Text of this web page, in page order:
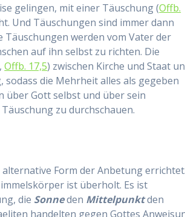
gelingen, mit einer Täuschung (Offb.
Und Täuschungen sind immer dann
Täuschungen werden vom Vater der
auf ihn selbst zu richten. Die
Offb. 17,5) zwischen Kirche und Staat
die Mehrheit alles als gegeben
über Gott selbst und über sein
zu durchschauen.
Form der Anbetung errichtet.
ist überholt. Es ist
die Sonneden Mittelpunktden
handelten gegen Gottes